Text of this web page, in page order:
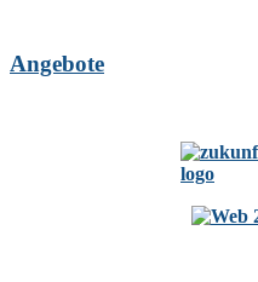
Angebote